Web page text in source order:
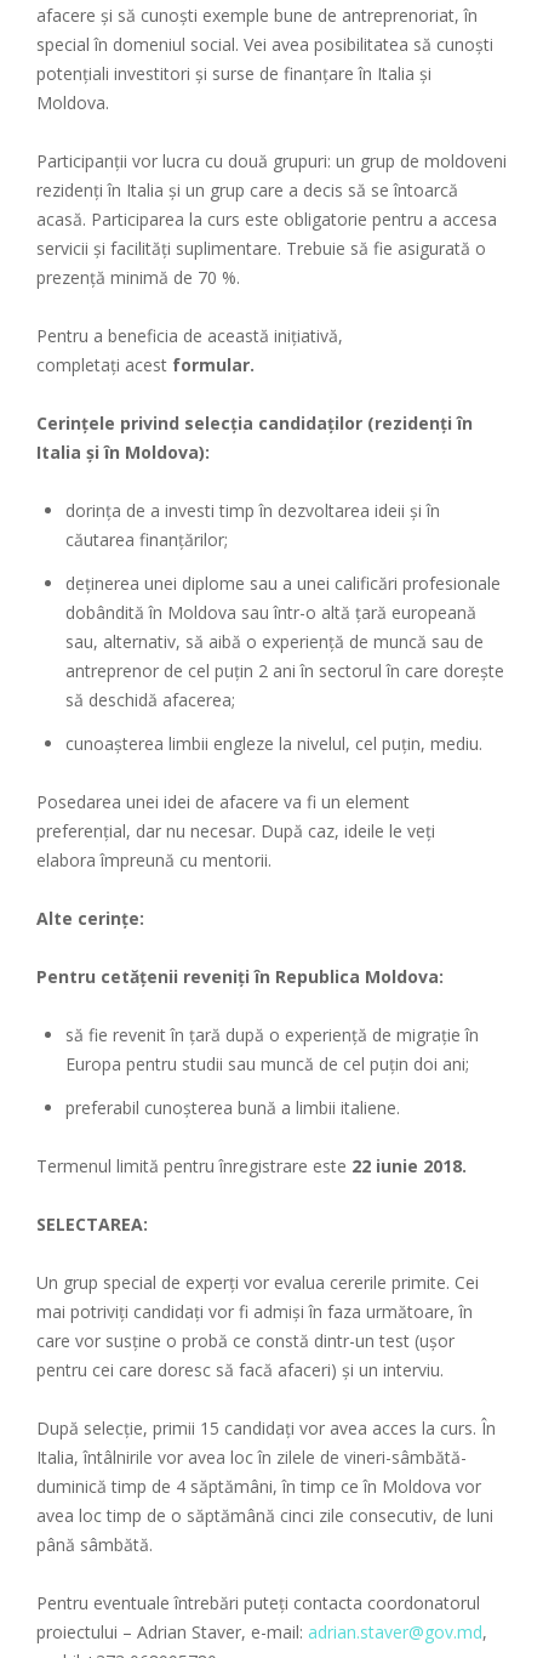
afacere și să cunoști exemple bune de antreprenoriat, în
special în domeniul social. Vei avea posibilitatea să cunoști
potențiali investitori și surse de finanțare în Italia și
Moldova.
Participanții vor lucra cu două grupuri: un grup de moldoveni
rezidenți în Italia și un grup care a decis să se întoarcă
acasă. Participarea la curs este obligatorie pentru a accesa
servicii și facilități suplimentare. Trebuie să fie asigurată o
prezență minimă de 70 %.
Pentru a beneficia de această inițiativă,
completați acest formular.
Cerințele privind selecția candidaților (rezidenți în
Italia și în Moldova):
dorința de a investi timp în dezvoltarea ideii și în
căutarea finanțărilor;
deținerea unei diplome sau a unei calificări profesionale
dobândită în Moldova sau într-o altă țară europeană
sau, alternativ, să aibă o experiență de muncă sau de
antreprenor de cel puțin 2 ani în sectorul în care dorește
să deschidă afacerea;
cunoașterea limbii engleze la nivelul, cel puțin, mediu.
Posedarea unei idei de afacere va fi un element
preferențial, dar nu necesar. După caz, ideile le veți
elabora împreună cu mentorii.
Alte cerințe:
Pentru cetățenii reveniți în Republica Moldova:
să fie revenit în țară după o experiență de migrație în
Europa pentru studii sau muncă de cel puțin doi ani;
preferabil cunoșterea bună a limbii italiene.
Termenul limită pentru înregistrare este 22 iunie 2018.
SELECTAREA:
Un grup special de experți vor evalua cererile primite. Cei
mai potriviți candidați vor fi admiși în faza următoare, în
care vor susține o probă ce constă dintr-un test (ușor
pentru cei care doresc să facă afaceri) și un interviu.
După selecție, primii 15 candidați vor avea acces la curs. În
Italia, întâlnirile vor avea loc în zilele de vineri-sâmbătă-
duminică timp de 4 săptămâni, în timp ce în Moldova vor
avea loc timp de o săptămână cinci zile consecutiv, de luni
până sâmbătă.
Pentru eventuale întrebări puteți contacta coordonatorul
proiectului – Adrian Staver, e-mail: adrian.staver@gov.md,